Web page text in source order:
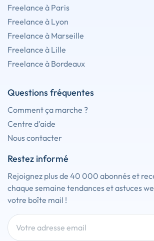
Freelance à Paris
Freelance à Lyon
Freelance à Marseille
Freelance à Lille
Freelance à Bordeaux
Questions fréquentes
Comment ça marche ?
Centre d'aide
Nous contacter
Restez informé
Rejoignez plus de 40 000 abonnés et
chaque semaine tendances et astuces
votre boîte mail !